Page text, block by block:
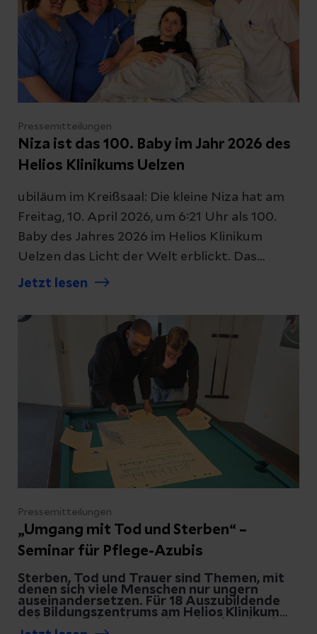
Pressemitteilungen
Niza ist das 100. Baby im Jahr 2026 des
Helios Klinikums Uelzen
ubiläum im Kreißsaal: Die kleine Niza hat am
Freitag, 10. April 2026, um 6:21 Uhr als 100.
Baby des Jahres 2026 im Helios Klinikum
Uelzen das Licht der Welt erblickt. Das
Mädchen war bei seiner Geburt 52
den Eltern Tamta Lomidze und Otar Amiridze
freuen sich die beiden großen Schwestern
Vika und Maiko – und natürlich das gesamte
Team der Geburtshilfe. „Wir wünschen Niza,
ihren Eltern und ihren Geschwistern von
Herzen alles Gute für die Zukunft!“, sagt
Chefarzt Thomas Köster.
Jetzt lesen
Pressemitteilungen
„Umgang mit Tod und Sterben“ –
Seminar für Pflege-Azubis
Sterben, Tod und Trauer sind Themen, mit
denen sich viele Menschen nur ungern
auseinandersetzen. Für 18 Auszubildende
des Bildungszentrums am Helios Klinikum